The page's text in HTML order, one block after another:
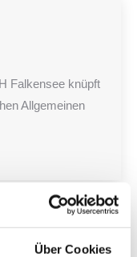
Über Cookies
Falkensee knüpft
Allgemeinen